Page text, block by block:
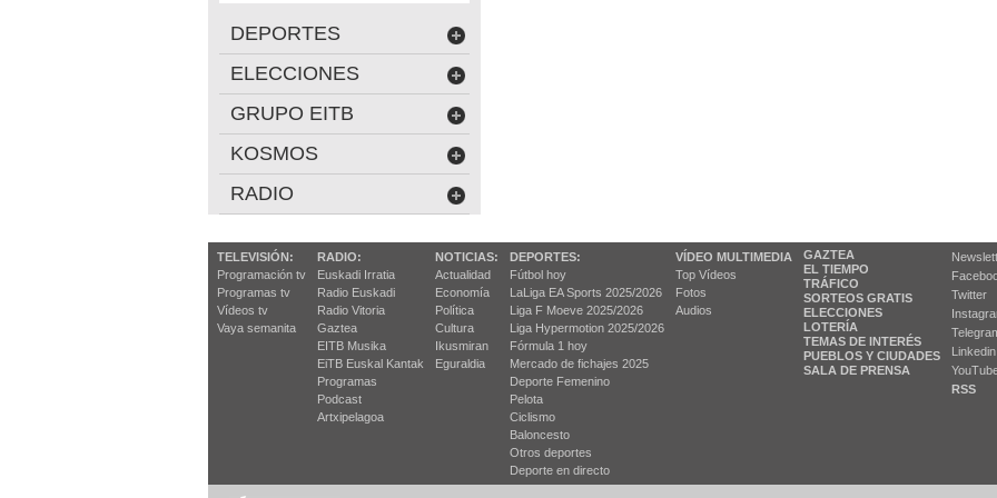
DEPORTES
ELECCIONES
GRUPO EITB
KOSMOS
RADIO
TELEVISIÓN:
Programación tv
Programas tv
Vídeos tv
Vaya semanita
RADIO:
Euskadi Irratia
Radio Euskadi
Radio Vitoria
Gaztea
EITB Musika
EiTB Euskal Kantak
Programas
Podcast
Artxipelagoa
NOTICIAS:
Actualidad
Economía
Política
Cultura
Ikusmiran
Eguraldia
DEPORTES:
Fútbol hoy
LaLiga EA Sports 2025/2026
Liga F Moeve 2025/2026
Liga Hypermotion 2025/2026
Fórmula 1 hoy
Mercado de fichajes 2025
Deporte Femenino
Pelota
Ciclismo
Baloncesto
Otros deportes
Deporte en directo
VÍDEO MULTIMEDIA
Top Vídeos
Fotos
Audios
GAZTEA
EL TIEMPO
TRÁFICO
SORTEOS GRATIS
ELECCIONES
LOTERÍA
TEMAS DE INTERÉS
PUEBLOS Y CIUDADES
SALA DE PRENSA
Twitter
Linkedin
RSS